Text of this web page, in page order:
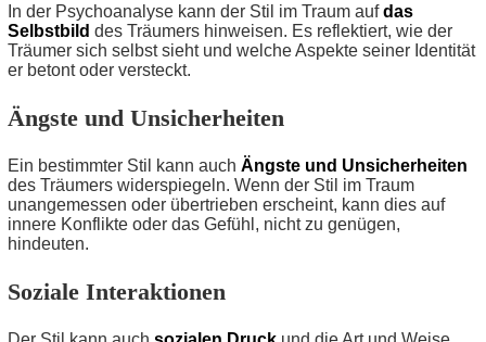
In der Psychoanalyse kann der Stil im Traum aufdas
Selbstbild des Träumers hinweisen. Es reflektiert, wie der
Träumer sich selbst sieht und welche Aspekte seiner Identität
er betont oder versteckt.
Ängste und Unsicherheiten
Ein bestimmter Stil kann auch Ängste und Unsicherheiten
des Träumers widerspiegeln. Wenn der Stil im Traum
unangemessen oder übertrieben erscheint, kann dies auf
innere Konflikte oder das Gefühl, nicht zu genügen,
hindeuten.
Soziale Interaktionen